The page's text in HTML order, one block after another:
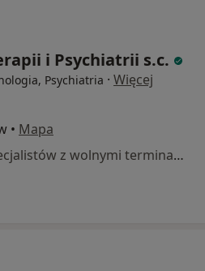
i Psychiatrii s.c.
Psychiatria · Więcej
• Mapa
Brak dostępnych specjalistów z wolnymi terminami w tym centrum medycznym.